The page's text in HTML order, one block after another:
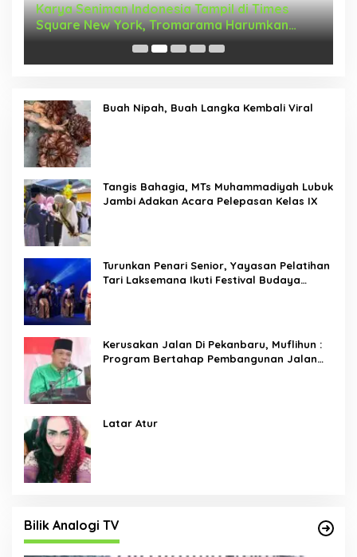
Karya Seniman Indonesia Tampil di Times
Square New York, Tromarama Harumkan
Nama Bangsa
Buah Nipah, Buah Langka Kembali Viral
Tangis Bahagia, MTs Muhammadiyah Lubuk
Jambi Adakan Acara Pelepasan Kelas IX
Turunkan Penari Senior, Yayasan Pelatihan
Tari Laksemana Ikuti Festival Budaya
Kerusakan Jalan Di Pekanbaru, Muflihun :
Program Bertahap Pembangunan Jalan
Latar Atur
Bilik Analogi TV